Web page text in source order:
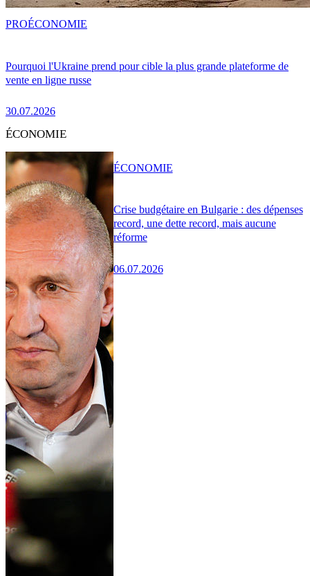
Pourquoi l'Ukraine prend pour cible la plus grande plateforme de
vente en ligne russe
30.07.2026
PROÉCONOMIE
ÉCONOMIE
Crise budgétaire en Bulgarie : des dépenses
record, une dette record, mais aucune
réforme
06.07.2026
ÉCONOMIE